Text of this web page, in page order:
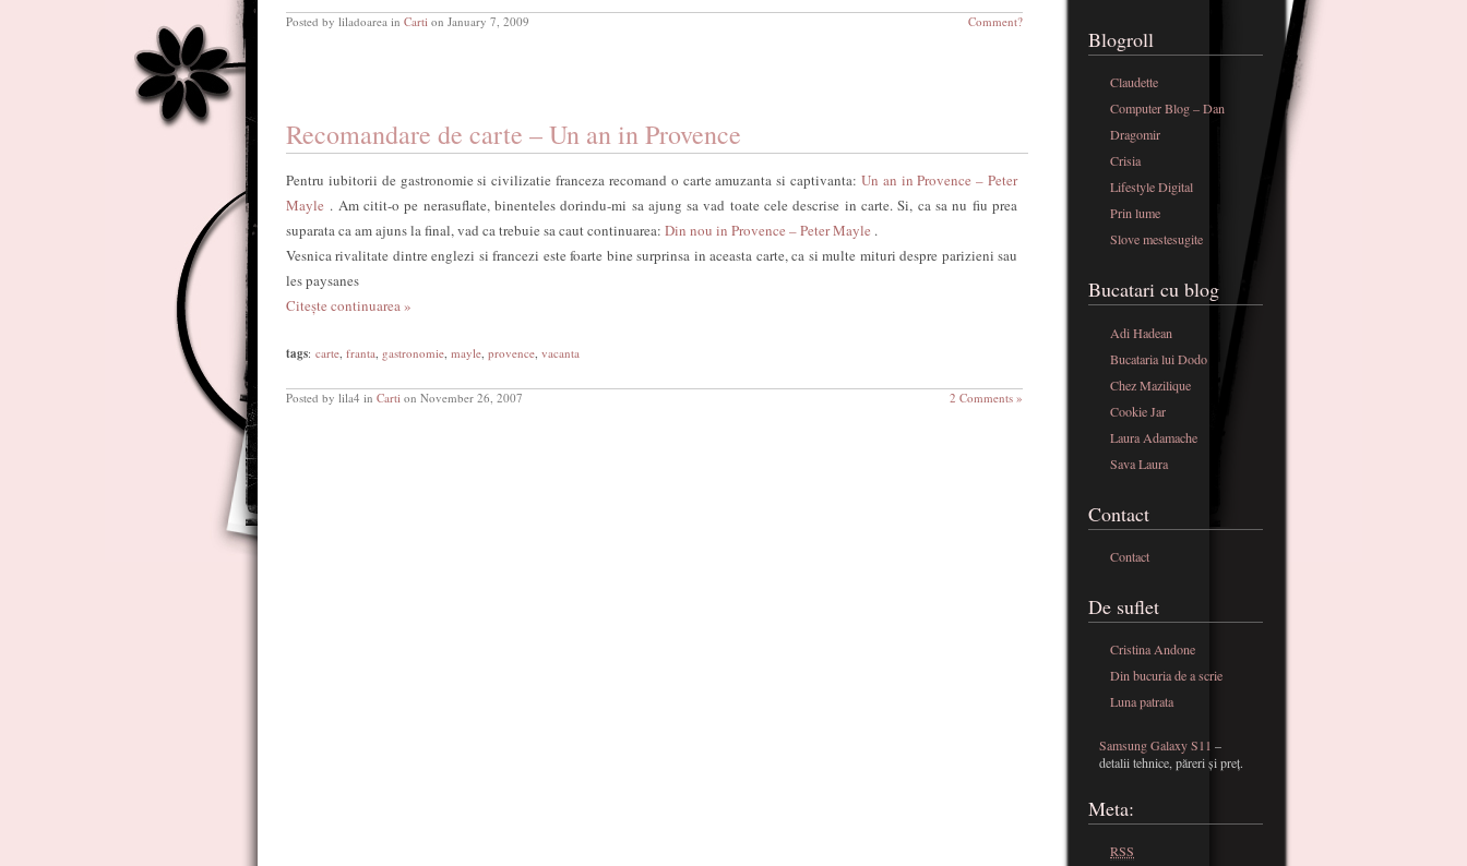
Posted by liladoarea in Carti on January 7, 2009 Comment?
Recomandare de carte – Un an in Provence
Pentru iubitorii de gastronomie si civilizatie franceza recomand o carte amuzanta si captivanta: Un an in Provence – Peter
Mayle . Am citit-o pe nerasuflate, binenteles dorindu-mi sa ajung sa vad toate cele descrise in carte. Si, ca sa nu fiu prea
suparata ca am ajuns la final, vad ca trebuie sa caut continuarea: Din nou in Provence – Peter Mayle .
Vesnica rivalitate dintre englezi si francezi este foarte bine surprinsa in aceasta carte, ca si multe mituri despre parizieni sau
les paysanes
Citește continuarea »
tags: carte, franta, gastronomie, mayle, provence, vacanta
Posted by lila4 in Carti on November 26, 2007 2 Comments »
Blogroll
Claudette
Computer Blog – Dan
Dragomir
Crisia
Lifestyle Digital
Prin lume
Slove mestesugite
Bucatari cu blog
Adi Hadean
Bucataria lui Dodo
Chez Mazilique
Cookie Jar
Laura Adamache
Sava Laura
Contact
Contact
De suflet
Cristina Andone
Din bucuria de a scrie
Luna patrata
Samsung Galaxy S11 –
detalii tehnice, păreri și preț.
Meta:
RSS